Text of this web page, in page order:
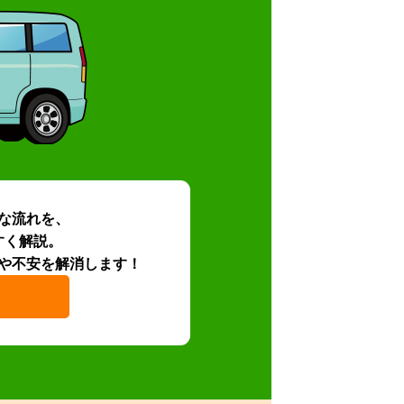
流れを、
解説。
不安を解消します！